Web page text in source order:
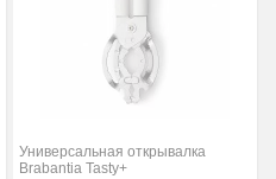
Универсальная открывалка
Brabantia Tasty+